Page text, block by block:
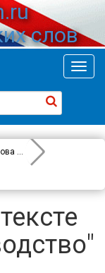
слов
Перевод слова
Factory